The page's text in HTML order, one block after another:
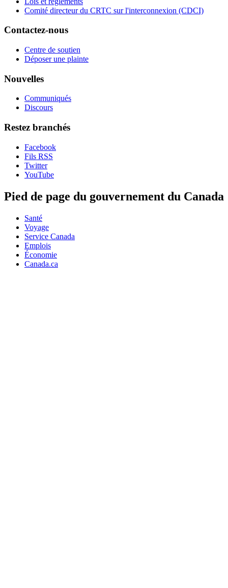
Comité directeur du CRTC sur l'interconnexion (CDCI)
Contactez-nous
Centre de soutien
Déposer une plainte
Nouvelles
Communiqués
Discours
Restez branchés
Facebook
Fils RSS
Twitter
YouTube
Pied de page du gouvernement du Canada
Santé
Voyage
Service Canada
Emplois
Économie
Canada.ca